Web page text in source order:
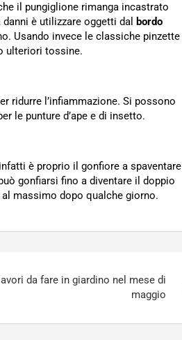
il pungiglione rimanga incastrato
è utilizzare oggetti dal bordo
Usando invece le classiche pinzette
ulteriori tossine.
ridurre l’infiammazione. Si possono
le punture d’ape e di insetto.
è proprio il gonfiore a spaventare
gonfiarsi fino a diventare il doppio
massimo dopo qualche giorno.
da fare in giardino nel mese di
maggio